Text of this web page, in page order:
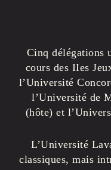
Cinq délégations
cours des IIes
l’Université
l’Université de
(hôte) et
L’Université
classiques, mais